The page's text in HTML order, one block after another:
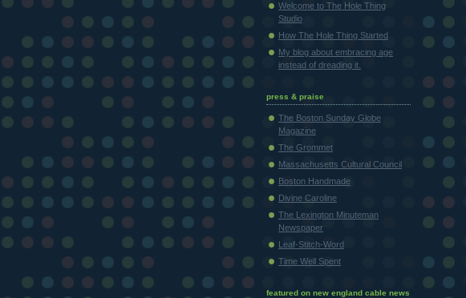
Welcome to The Hole Thing
Studio
How The Hole Thing Started
My blog about embracing age
instead of dreading it.
press & praise
The Boston Sunday Globe
Magazine
The Grommet
Massachusetts Cultural Council
Boston Handmade
Divine Caroline
The Lexington Minuteman
Newspaper
Leaf-Stitch-Word
Time Well Spent
featured on new england cable news